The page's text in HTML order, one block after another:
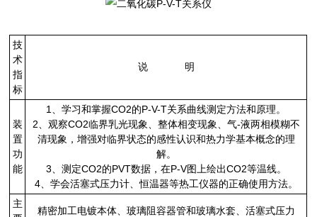
技
术
指
标
说 明
装
置
功
能
1、学习和掌握CO2的P-V-T关系曲线测定方法和原理。
2、观察CO2临界乳光现象、整体相变现象、气-液两相模糊不
清现象，增强对临界状态的感性认识和热力学基本概念的理
解。
3、测定CO2的PVT数据，在P-V图上绘出CO2等温线。
4、学会活塞式压力计、恒温器等热工仪器的正确使用方法。
主
精密加工电镀本体、玻璃阻容器管和玻璃水套、活塞式压力